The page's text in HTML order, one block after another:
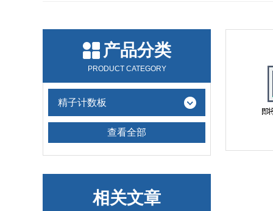
产品分类
PRODUCT CATEGORY
精子计数板
查看全部
相关文章